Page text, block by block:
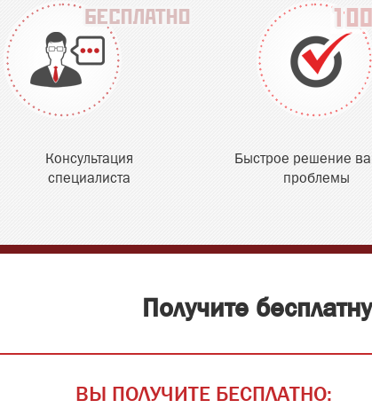
Консультация
специалиста
Быстрое решение
проблемы
Получите
ВЫ ПОЛУЧИТЕ БЕСПЛАТНО: